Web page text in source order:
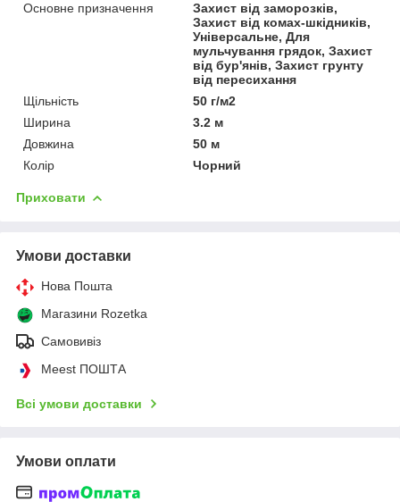
Основне призначення
Захист від заморозків,
Захист від комах-шкідників,
Універсальне, Для
мульчування грядок, Захист
від бур'янів, Захист грунту
від пересихання
Щільність
50 г/м2
Ширина
3.2 м
Довжина
50 м
Колір
Чорний
Приховати
Умови доставки
Нова Пошта
Магазини Rozetka
Самовивіз
Meest ПОШТА
Всі умови доставки
Умови оплати